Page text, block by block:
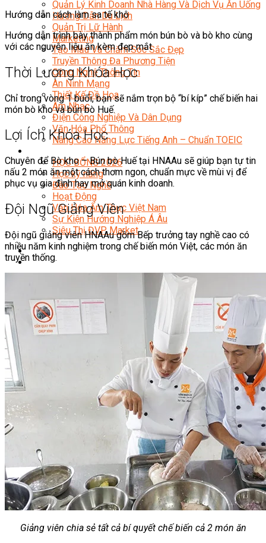
Quản Lý Kinh Doanh Nhà Hàng Và Dịch Vụ Ăn Uống
Hướng Dẫn Du Lịch
Quản Trị Lữ Hành
Marketing
Tạo Mẫu Và Chăm Sóc Sắc Đẹp
Truyền Thông Đa Phương Tiện
Công Nghệ Thông Tin
An Ninh Mạng
Thiết Kế Đồ Họa
Âm Nhạc
Điện Công Nghiệp Và Dân Dụng
Văn Hóa Phổ Thông
Nâng Cao Năng Lực Tiếng Anh – Chuẩn TOEIC
HỌC BỔNG 2026
Học kỹ năng
Đào Tạo Nghề
Hoạt Động
Văn Hóa Ẩm Thực Việt Nam
Sự Kiện Hướng Nghiệp Á Âu
Siêu Thị ĐVP Market
Chưa có sản phẩm trong giỏ hàng.
Giỏ hàng
Chưa có sản phẩm trong giỏ hàng.
Hướng dẫn cách làm sa tế khô
Hướng dẫn trình bày thành phẩm món bún bò và bò kho cùng
với các nguyên liệu ăn kèm đẹp mắt
Thời Lượng Khóa Học
Chỉ trong vòng 1 buổi, bạn sẽ nắm trọn bộ “bí kíp” chế biến hai
món bò kho và bún bò Huế.
Lợi Ích Khóa Học
Chuyên để Bò kho – Bún bò Huế tại HNAAu sẽ giúp bạn tự tin
nấu 2 món ăn một cách thơm ngon, chuẩn mực về mùi vị để
phục vụ gia đình hay mở quán kinh doanh.
Đội Ngũ Giảng Viên
Đội ngũ giảng viên HNAAu gồm Bếp trưởng tay nghề cao có
nhiều năm kinh nghiệm trong chế biến món Việt, các món ăn
truyền thống.
Giảng viên chia sẻ tất cả bí quyết chế biến cả 2 món ăn